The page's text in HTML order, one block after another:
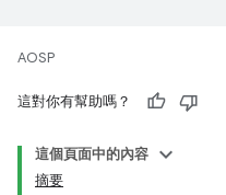
AOSP
這對你有幫助嗎？
這個頁面中的內容
摘要